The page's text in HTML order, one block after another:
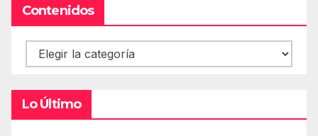
Contenidos
Contenidos
Lo Último